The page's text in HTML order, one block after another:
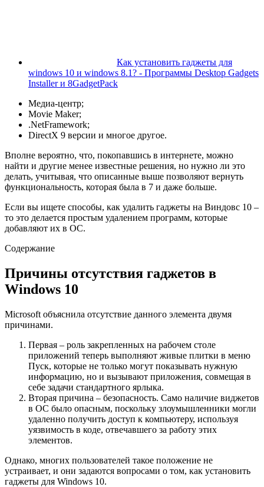
Как установить гаджеты для
windows 10 и windows 8.1? - Программы Desktop Gadgets
Installer и 8GadgetPack
Медиа-центр;
Movie Maker;
.NetFramework;
DirectX 9 версии и многое другое.
Вполне вероятно, что, покопавшись в интернете, можно
найти и другие менее известные решения, но нужно ли это
делать, учитывая, что описанные выше позволяют вернуть
функциональность, которая была в 7 и даже больше.
Если вы ищете способы, как удалить гаджеты на Виндовс 10 –
то это делается простым удалением программ, которые
добавляют их в ОС.
Содержание
Причины отсутствия гаджетов в
Windows 10
Microsoft объяснила отсутствие данного элемента двумя
причинами.
Первая – роль закрепленных на рабочем столе
приложений теперь выполняют живые плитки в меню
Пуск, которые не только могут показывать нужную
информацию, но и вызывают приложения, совмещая в
себе задачи стандартного ярлыка.
Вторая причина – безопасность. Само наличие виджетов
в ОС было опасным, поскольку злоумышленники могли
удаленно получить доступ к компьютеру, используя
уязвимость в коде, отвечавшего за работу этих
элементов.
Однако, многих пользователей такое положение не
устраивает, и они задаются вопросами о том, как установить
гаджеты для Windows 10.